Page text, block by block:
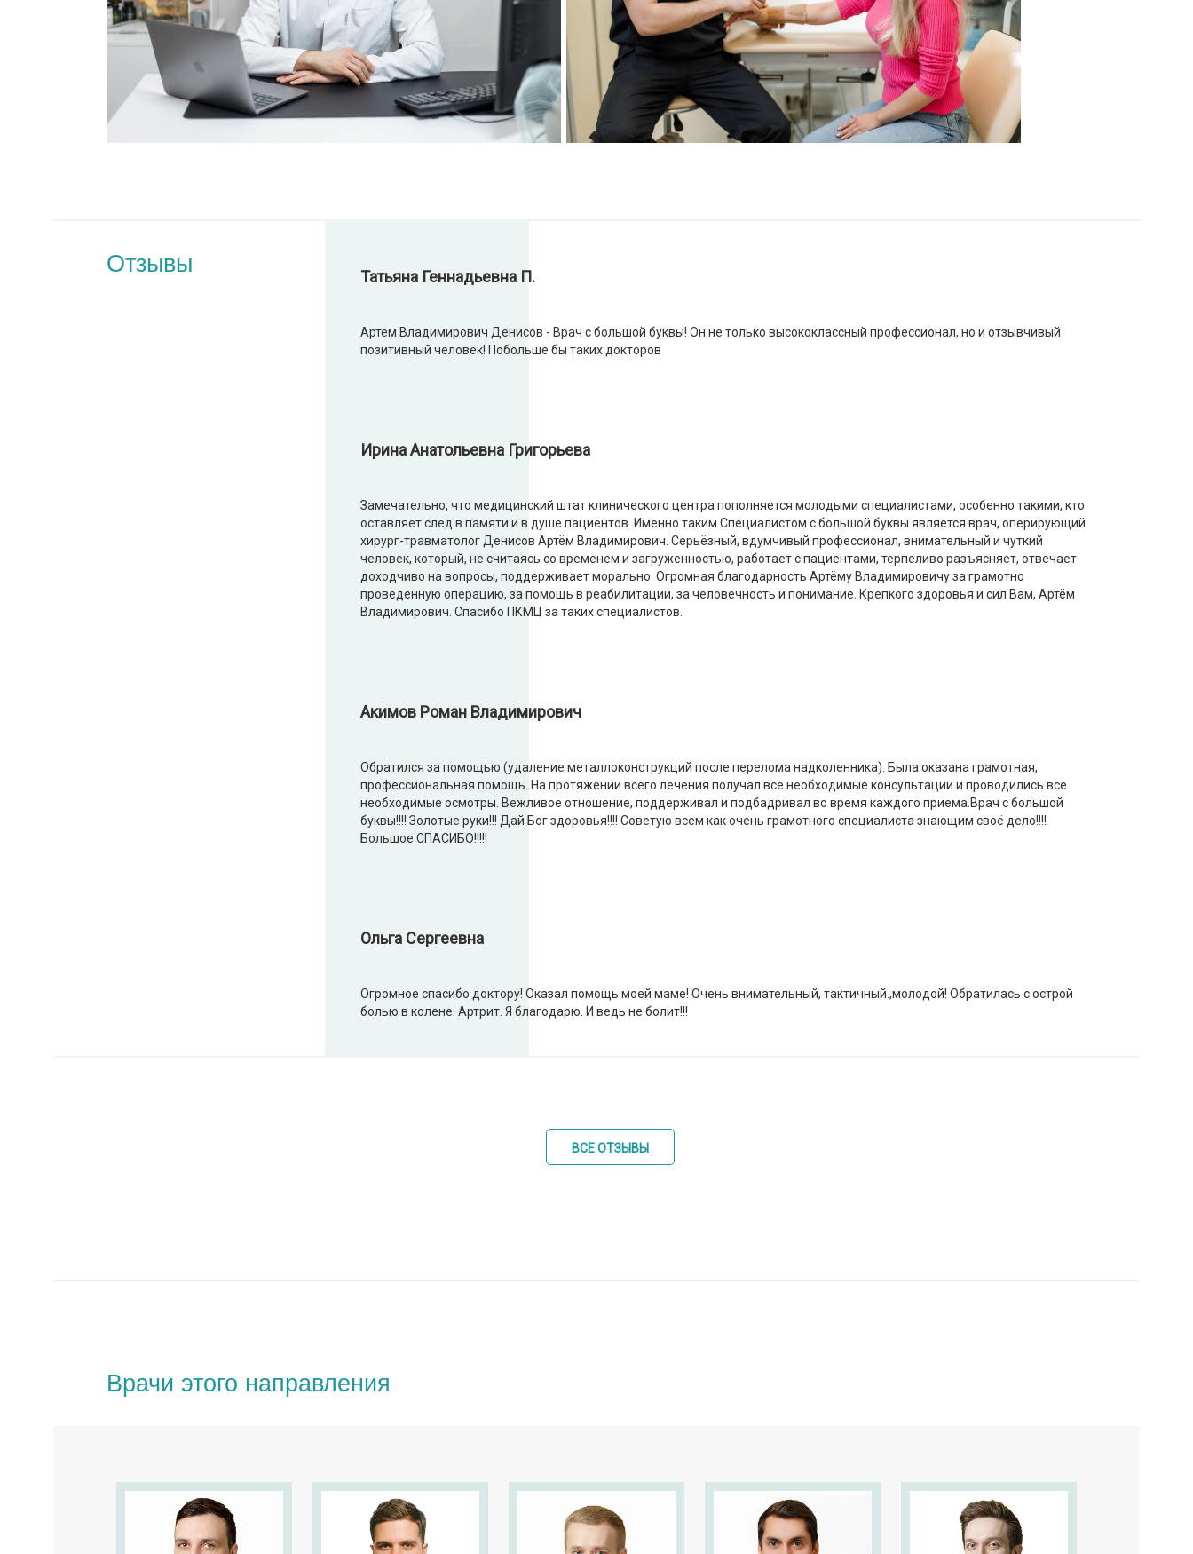
Отзывы Татьяна Геннадьевна П.
Артем Владимирович Денисов - Врач с большой буквы! Он не только высококлассный профессионал, но и отзывчивый
позитивный человек! Побольше бы таких докторов
Ирина Анатольевна Григорьева
Замечательно, что медицинский штат клинического центра пополняется молодыми специалистами, особенно такими, кто
оставляет след в памяти и в душе пациентов. Именно таким Специалистом с большой буквы является врач, оперирующий
хирург-травматолог Денисов Артём Владимирович. Серьёзный, вдумчивый профессионал, внимательный и чуткий
человек, который, не считаясь со временем и загруженностью, работает с пациентами, терпеливо разъясняет, отвечает
доходчиво на вопросы, поддерживает морально. Огромная благодарность Артёму Владимировичу за грамотно
проведенную операцию, за помощь в реабилитации, за человечность и понимание. Крепкого здоровья и сил Вам, Артём
Владимирович. Спасибо ПКМЦ за таких специалистов.
Акимов Роман Владимирович
Обратился за помощью (удаление металлоконструкций после перелома надколенника). Была оказана грамотная,
профессиональная помощь. На протяжении всего лечения получал все необходимые консультации и проводились все
необходимые осмотры. Вежливое отношение, поддерживал и подбадривал во время каждого приема.Врач с большой
буквы!!!! Золотые руки!!! Дай Бог здоровья!!!! Советую всем как очень грамотного специалиста знающим своё дело!!!!
Большое СПАСИБО!!!!!
Ольга Сергеевна
Огромное спасибо доктору! Оказал помощь моей маме! Очень внимательный, тактичный.,молодой! Обратилась с острой
болью в колене. Артрит. Я благодарю. И ведь не болит!!!
ВСЕ ОТЗЫВЫ
Врачи этого направления